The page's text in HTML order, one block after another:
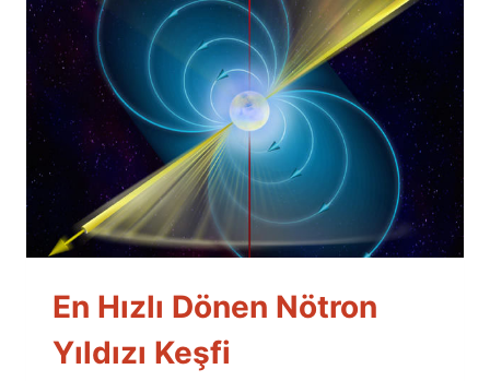
En Hızlı Dönen Nötron
Yıldızı Keşfi